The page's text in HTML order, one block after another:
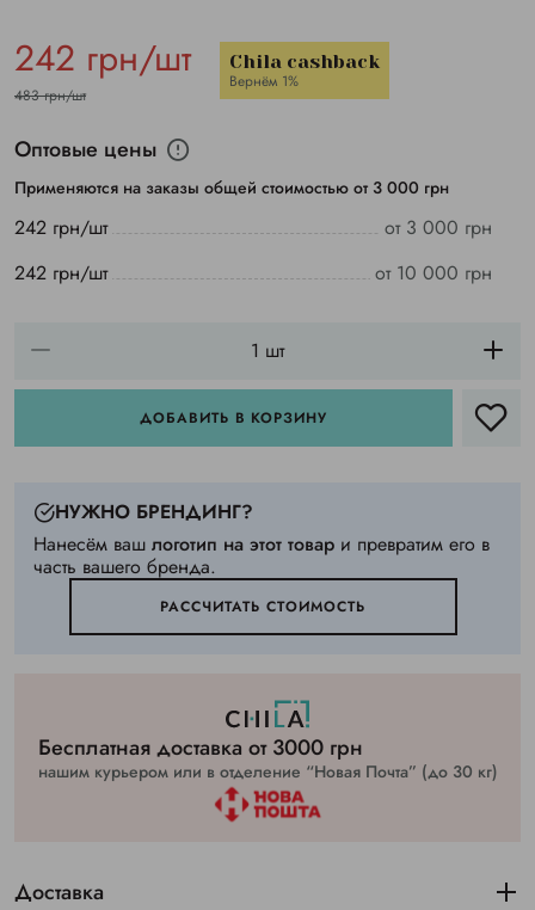
242 грн/шт
483 грн/шт
Chila cashback
Вернём 1%
Оптовые цены
Применяются на заказы общей стоимостью от 3 000 грн
242 грн/шт
от 3 000 грн
242 грн/шт
от 10 000 грн
ДОБАВИТЬ В КОРЗИНУ
НУЖНО БРЕНДИНГ?
Нанесём ваш логотип на этот товар и превратим его в
часть вашего бренда.
РАССЧИТАТЬ СТОИМОСТЬ
Бесплатная доставка от 3000 грн
нашим курьером или в отделение “Новая Почта” (до 30 кг)
Доставка